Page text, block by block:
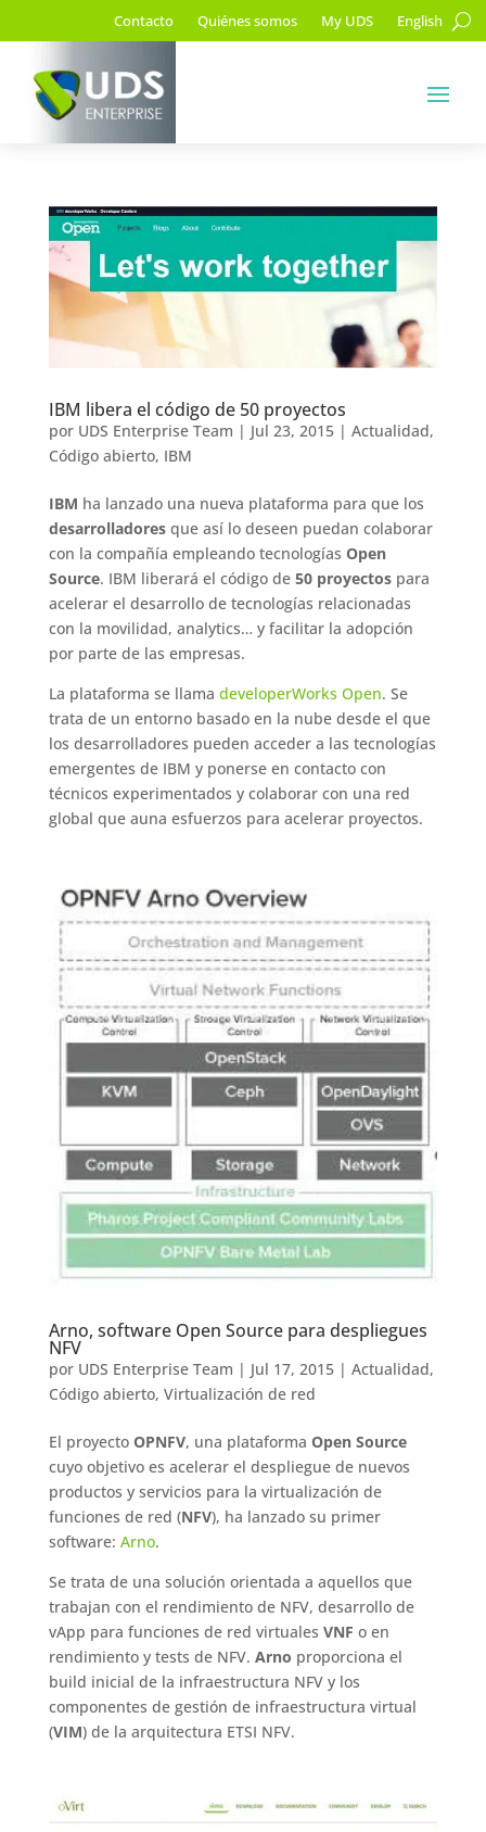
Contacto Quiénes somos My UDS English
IBM libera el código de 50 proyectos
por UDS Enterprise Team | Jul 23, 2015| Actualidad,
Código abierto, IBM
IBM ha lanzado una nueva plataforma para que los
desarrolladoresque así lo deseen puedan colaborar
con la compañía empleando tecnologías Open
Source. IBM liberará el código de 50 proyectospara
acelerar el desarrollo de tecnologías relacionadas
con la movilidad, analytics… y facilitar la adopción
por parte de las empresas.
La plataforma se llama developerWorks Open. Se
trata de un entorno basado en la nube desde el que
los desarrolladores pueden acceder a las tecnologías
emergentes de IBM y ponerse en contacto con
técnicos experimentados y colaborar con una red
global que auna esfuerzos para acelerar proyectos.
Arno, software Open Source para despliegues
NFV
por UDS Enterprise Team | Jul 17, 2015| Actualidad,
Código abierto, Virtualización de red
El proyecto OPNFV, una plataforma Open Source
cuyo objetivo es acelerar el despliegue de nuevos
productos y servicios para la virtualización de
funciones de red (NFV), ha lanzado su primer
software: Arno.
Se trata de una solución orientada a aquellos que
trabajan con el rendimiento de NFV, desarrollo de
vApp para funciones de red virtuales VNF o en
rendimiento y tests de NFV. Arno proporciona el
build inicial de la infraestructura NFV y los
componentes de gestión de infraestructura virtual
(VIM) de la arquitectura ETSI NFV.